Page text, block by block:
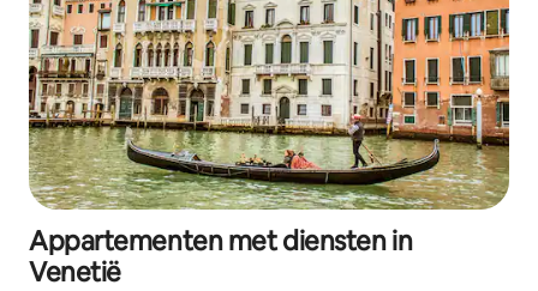
Appartementen met diensten in
Venetië